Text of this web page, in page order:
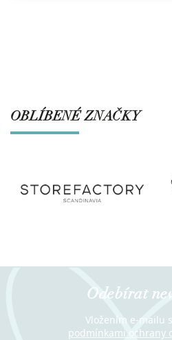
OBLÍBENÉ ZNAČKY
Odebírat
Vložením e-mailu
podmínkami ochrany